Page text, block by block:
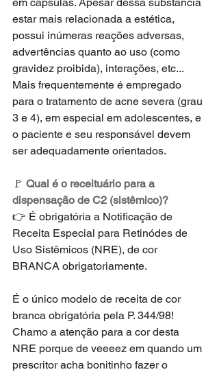
estar mais relacionada a estética,
possui inúmeras reações adversas,
advertências quanto ao uso (como
gravidez proibida), interações, etc...
Mais frequentemente é empregado
para o tratamento de acne severa (grau
3 e 4), em especial em adolescentes, e
o paciente e seu responsável devem
ser adequadamente orientados.
🚩 Qual é o receituário para a
dispensação de C2 (sistêmico)?
👉 É obrigatória a Notificação de
Receita Especial para Retinódes de
Uso Sistêmicos (NRE), de cor
BRANCA obrigatoriamente.
É o único modelo de receita de cor
branca obrigatória pela P. 344/98!
Chamo a atenção para a cor desta
NRE porque de veeeez em quando um
prescritor acha bonitinho fazer o